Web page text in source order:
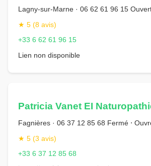
Lagny-sur-Marne · 06 62 61 96 15
★ 5 (8 avis)
+33 6 62 61 96 15
Lien non disponible
Patricia Vanet EI
Fagnières · 06 37 12 85 68 Fermé ⋅
★ 5 (3 avis)
+33 6 37 12 85 68